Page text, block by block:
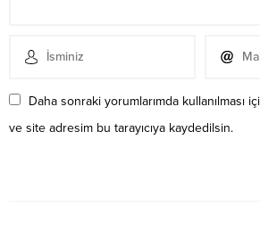
Daha sonraki yorumlarımda kullanılması
ve site adresim bu tarayıcıya kaydedilsin.